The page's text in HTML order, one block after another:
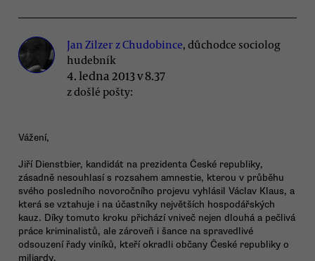
Jan Zilzer z Chudobince, důchodce sociolog
hudebník
4. ledna 2013 v 8.37
z došlé pošty:
Vážení,
Jiří Dienstbier, kandidát na prezidenta České republiky,
zásadně nesouhlasí s rozsahem amnestie, kterou v průběhu
svého posledního novoročního projevu vyhlásil Václav Klaus, a
která se vztahuje i na účastníky největších hospodářských
kauz. Díky tomuto kroku přichází vniveč nejen dlouhá a pečlivá
práce kriminalistů, ale zároveň i šance na spravedlivé
odsouzení řady viníků, kteří okradli občany České republiky o
miliardy.